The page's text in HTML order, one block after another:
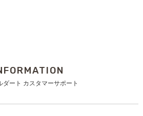
ダート カスタマーサポート